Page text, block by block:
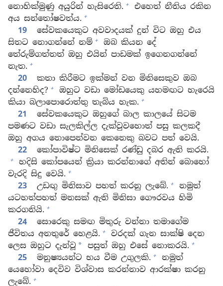
නොහික්මුණු අයුරින් හැසිරෙති. +
එහෙත් නීතිය රකින
අය සන්තෝෂවත්ය. +
19
සේවකයෙකුට අවවාදයක් දුන් විට ඔහු එය
සිතට නොගන්නේ නම් +
ඔබ කියන දේ
තේරුම්ගත්තත් ඔහු එයින් පාඩමක් ඉගෙනගන්නේ
නැත. +
20
කතා කිරීමට ඉක්මන් වන මිනිසෙකුව ඔබ
දන්නෙහිද? +
ඔහුට වඩා මෝඩයෙකු යහමඟට හැරෙයි
කියා බලාපොරොත්තු තැබිය හැක. +
21
සේවකයෙකුට ඔහුගේ බාල කාලයේ සිටම
පමණට වඩා සැලකිල්ල දැක්වුවහොත් පසු කලකදී
ඔහු අගය නොපෙන්වන කෙනෙකු බවට පත් වෙයි.
22
කෝපාවිෂ්ට මිනිසෙක් රණ්ඩු දබර ඇති කරයි.
+
හදිසි කෝපයෙන් ක්‍රියා කරන්නාගේ අතින් බොහෝ
වැරදි සිදු වෙයි. +
23 උඩඟු මිනිසාව පහත් කරනු ලැබේ. +
නමුත්
යටහත්පහත් මනසක් ඇති මිනිසා ගෞරවය හිමි
කරගනියි. +
24
සොරෙකු සමඟ මිතුරු වන්නා තමාගේම
ජීවිතය අනතුරේ හෙළයි. +
වරදක් ගැන සාක්ෂි දෙන
ලෙස ඔහුට දැන්වූ * පසුත් ඔහු එසේ නොකරයි. +
25 මනුෂ්‍යයන්ට භය වීම උගුලකි. +
නමුත්
යෙහෝවා දෙවිව විශ්වාස කරන්නාව ආරක්ෂා කරනු
ලැබේ. +